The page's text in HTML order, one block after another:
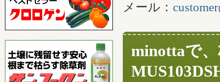
メール：
minottaで